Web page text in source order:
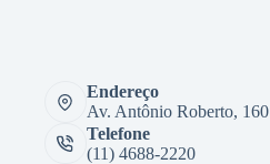
Endereço
Av. Antônio Roberto, 160
Telefone
(11) 4688-2220